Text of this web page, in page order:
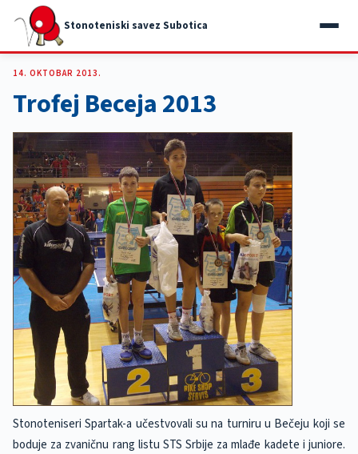
Stonoteniski savez Subotica
14. OKTOBAR 2013.
Trofej Beceja 2013
Stonoteniseri Spartak-a učestvovali su na turniru u Bečeju koji se
boduje za zvaničnu rang listu STS Srbije za mlađe kadete i juniore.